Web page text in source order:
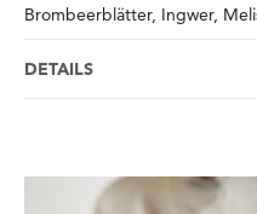
Brombeerblätter, Ingwer,
DETAILS